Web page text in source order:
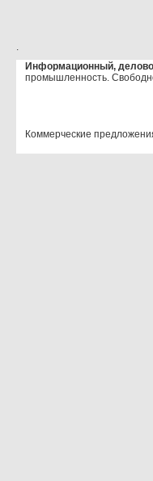
.
Информационный,
промышленность.
Коммерческие